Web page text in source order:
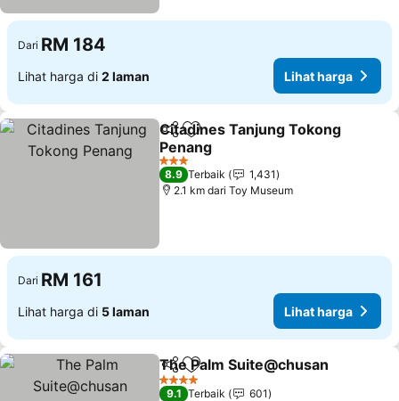
Dari RM 184
Lihat harga di 2 laman Lihat harga
KongsiTambah ke favorit
Citadines Tanjung Tokong
Penang
3 Bintang
8.9 Terbaik
1,431
2.1 km dari Toy Museum
Dari RM 161
Lihat harga di 5 laman Lihat harga
KongsiTambah ke favorit
The Palm Suite@chusan
4 Bintang
9.1 Terbaik
601